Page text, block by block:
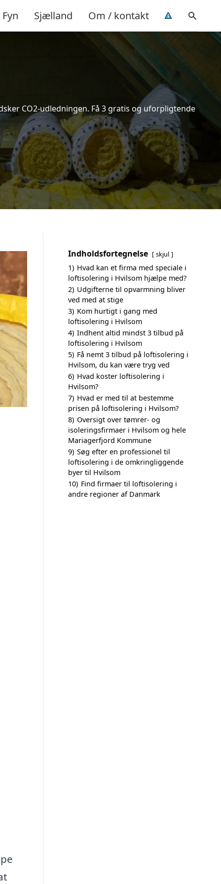
Fyn Sjælland Om / kontakt
CO2-udledningen. Få 3 gratis og uforpligtende
Indholdsfortegnelse skjul
1) Hvad kan et firma med speciale i
loftisolering i Hvilsom hjælpe med?
2) Udgifterne til opvarmning bliver
ved med at stige
3) Kom hurtigt i gang med
loftisolering i Hvilsom
4) Indhent altid mindst 3 tilbud på
loftisolering i Hvilsom
5) Få nemt 3 tilbud på loftisolering i
Hvilsom, du kan være tryg ved
6) Hvad koster loftisolering i
Hvilsom?
7) Hvad er med til at bestemme
prisen på loftisolering i Hvilsom?
8) Oversigt over tømrer- og
isoleringsfirmaer i Hvilsom og hele
Mariagerfjord Kommune
9) Søg efter en professionel til
loftisolering i de omkringliggende
byer til Hvilsom
10) Find firmaer til loftisolering i
andre regioner af Danmark